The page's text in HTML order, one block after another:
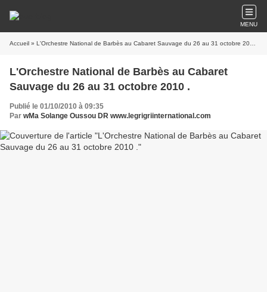
MENU
Accueil » L'Orchestre National de Barbès au Cabaret Sauvage du 26 au 31 octobre 2010 .
L'Orchestre National de Barbès au Cabaret
Sauvage du 26 au 31 octobre 2010 .
Publié le 01/10/2010 à 09:35
Par wMa Solange Oussou DR www.legrigriinternational.com